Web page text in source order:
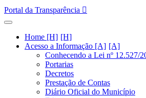
Portal da Transparência
Home [H]
Acesso a Informação [A]
Conhecendo a Lei nº 12.527/
Portarias
Decretos
Prestação de Contas
Diário Oficial do Município